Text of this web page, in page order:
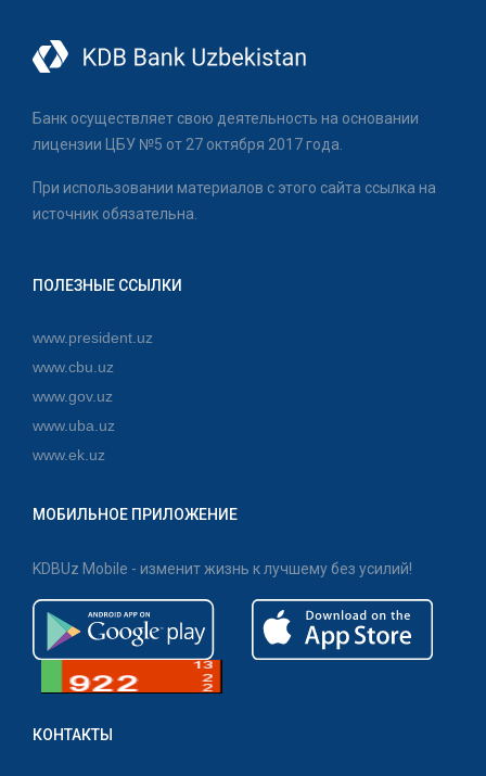
Банк осуществляет свою деятельность на основании
лицензии ЦБУ №5 от 27 октября 2017 года.
При использовании материалов с этого сайта ссылка на
источник обязательна.
ПОЛЕЗНЫЕ ССЫЛКИ
www.president.uz
www.cbu.uz
www.gov.uz
www.uba.uz
www.ek.uz
МОБИЛЬНОЕ ПРИЛОЖЕНИЕ
KDBUz Mobile - изменит жизнь к лучшему без усилий!
КОНТАКТЫ